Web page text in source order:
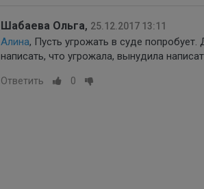
Шабаева Ольга, 25.12.2017 13:11
Алина, Пусть угрожать в суде
написать, что угрожала, вынудила
Ответить 0